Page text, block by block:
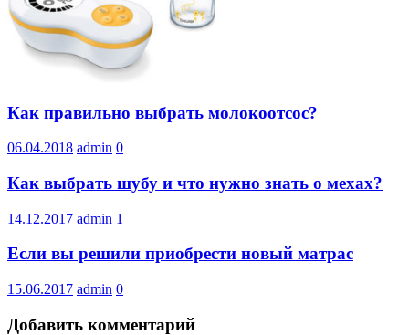
Как правильно выбрать молокоотсос?
06.04.2018 admin 0
Как выбрать шубу и что нужно знать о мехах?
14.12.2017 admin 1
Если вы решили приобрести новый матрас
15.06.2017 admin 0
Добавить комментарий